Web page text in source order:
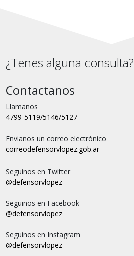
¿Tenes alguna consulta?
Contactanos
Llamanos
4799-5119/5146/5127
Envianos un correo electrónico
correodefensorvlopez.gob.ar
Seguinos en Twitter
@defensorvlopez
Seguinos en Facebook
@defensorvlopez
Seguinos en Instagram
@defensorvlopez